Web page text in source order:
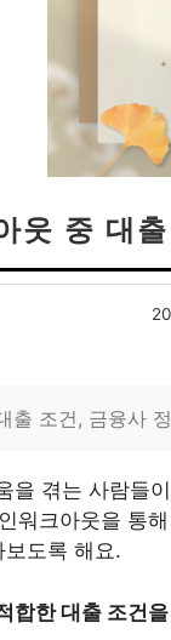
웃 중 대
출 조건, 금융사
을 겪는 사람들
워크아웃을 통
도록 해요.
합한 대출 조건